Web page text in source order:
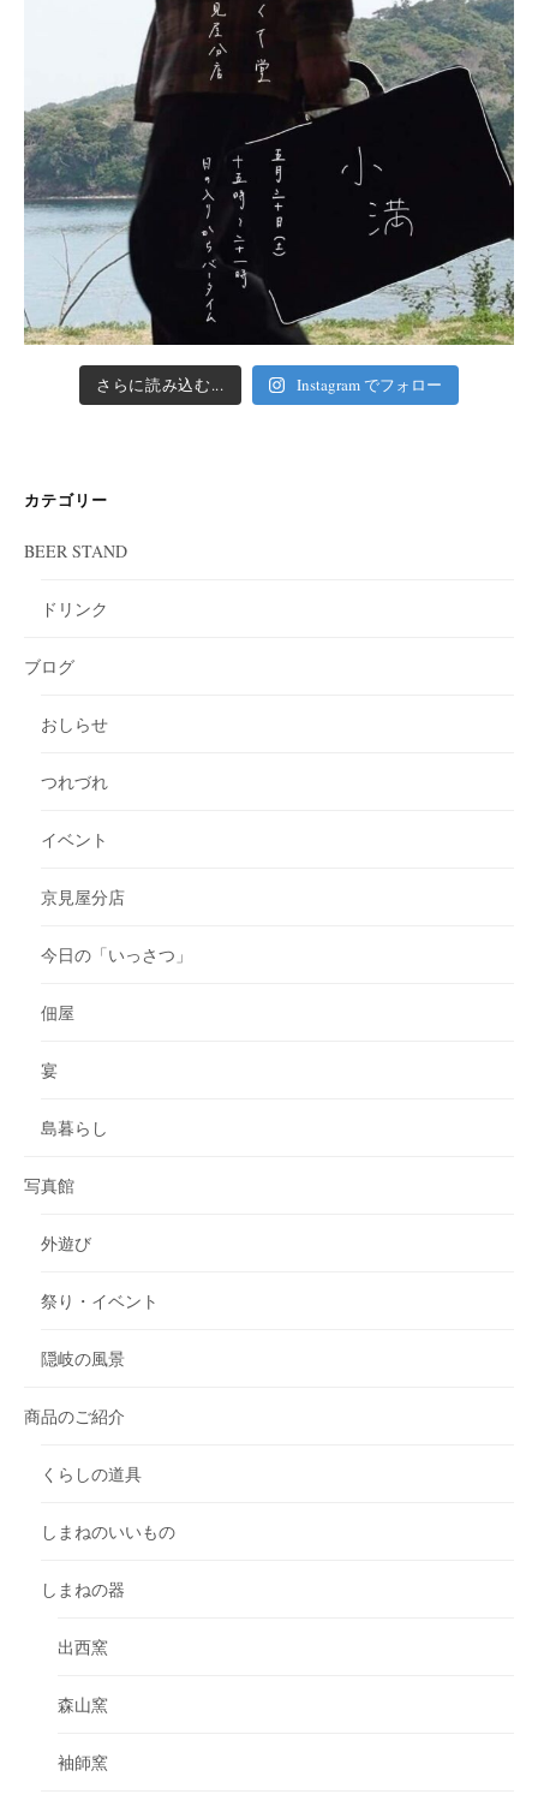
さらに読み込む... Instagram でフォロー
カテゴリー
BEER STAND
ドリンク
ブログ
おしらせ
つれづれ
イベント
京見屋分店
今日の「いっさつ」
佃屋
宴
島暮らし
写真館
外遊び
祭り・イベント
隠岐の風景
商品のご紹介
くらしの道具
しまねのいいもの
しまねの器
出西窯
森山窯
袖師窯